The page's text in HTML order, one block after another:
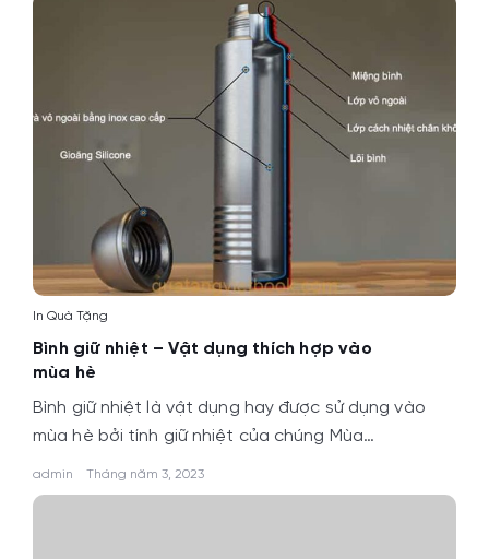
In Quà Tặng
Bình giữ nhiệt – Vật dụng thích hợp vào
mùa hè
Bình giữ nhiệt là vật dụng hay được sử dụng vào
mùa hè bởi tính giữ nhiệt của chúng Mùa…
admin Tháng năm 3, 2023